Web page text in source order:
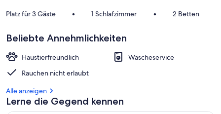
Platz für 3 Gäste • 1 Schlafzimmer • 2 Betten
Beliebte Annehmlichkeiten
Haustierfreundlich
Wäscheservice
Rauchen nicht erlaubt
Alle anzeigen
Lerne die Gegend kennen